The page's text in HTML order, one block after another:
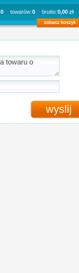
0 towarów:0 brutto:0,00 zł